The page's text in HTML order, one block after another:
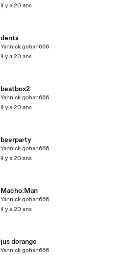
il y a 20 ans
dents
Yannick gohan666
il y a 20 ans
beatbox2
Yannick gohan666
il y a 20 ans
beerparty
Yannick gohan666
il y a 20 ans
Macho.Man
Yannick gohan666
il y a 20 ans
jus dorange
Yannick gohan666